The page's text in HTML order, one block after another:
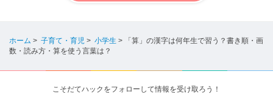
ホーム > 子育て・育児 > 小学生 >
「算」の漢字は何年生で習う？書き順・画
数・読み方・算を使う言葉は？
こそだてハックをフォローして情報を受け取ろう！